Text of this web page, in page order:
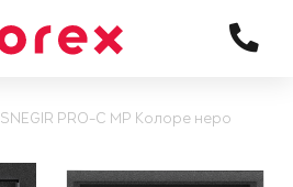
SNEGIR PRO-C MP Колоре неро